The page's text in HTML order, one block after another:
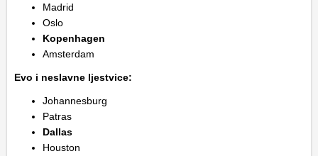
Madrid
Oslo
Kopenhagen
Amsterdam
Evo i neslavne ljestvice:
Johannesburg
Patras
Dallas
Houston